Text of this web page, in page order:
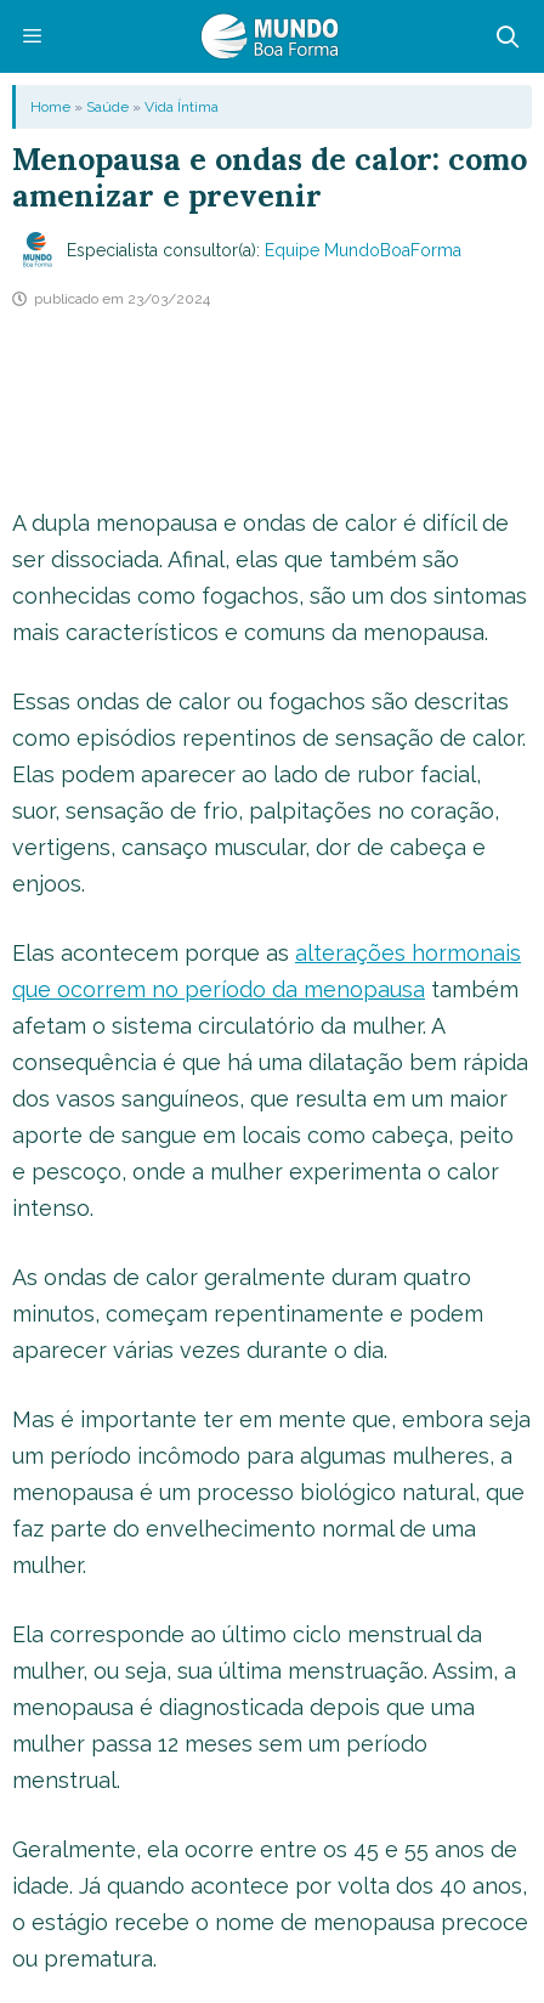
conteúdo
Menu
Home » Saúde » Vida Íntima
Menopausa e ondas de calor: como
amenizar e prevenir
Especialista consultor(a): Equipe MundoBoaForma
publicado em 23/03/2024
A dupla menopausa e ondas de calor é difícil de
ser dissociada. Afinal, elas que também são
conhecidas como fogachos, são um dos sintomas
mais característicos e comuns da menopausa.
Essas ondas de calor ou fogachos são descritas
como episódios repentinos de sensação de calor.
Elas podem aparecer ao lado de rubor facial,
suor, sensação de frio, palpitações no coração,
vertigens, cansaço muscular, dor de cabeça e
enjoos.
Elas acontecem porque as alterações hormonais
que ocorrem no período da menopausa também
afetam o sistema circulatório da mulher. A
consequência é que há uma dilatação bem rápida
dos vasos sanguíneos, que resulta em um maior
aporte de sangue em locais como cabeça, peito
e pescoço, onde a mulher experimenta o calor
intenso.
As ondas de calor geralmente duram quatro
minutos, começam repentinamente e podem
aparecer várias vezes durante o dia.
Mas é importante ter em mente que, embora seja
um período incômodo para algumas mulheres, a
menopausa é um processo biológico natural, que
faz parte do envelhecimento normal de uma
mulher.
Ela corresponde ao último ciclo menstrual da
mulher, ou seja, sua última menstruação. Assim, a
menopausa é diagnosticada depois que uma
mulher passa 12 meses sem um período
menstrual.
Geralmente, ela ocorre entre os 45 e 55 anos de
idade. Já quando acontece por volta dos 40 anos,
o estágio recebe o nome de menopausa precoce
ou prematura.